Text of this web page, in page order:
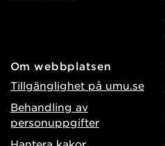
Om webbplatsen
Tillgänglighet på umu.se
Behandling av
personuppgifter